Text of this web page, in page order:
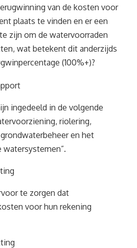
van de kosten voor
plaats te vinden en er een
zijn om de watervoorraden
wat betekent dit anderzijds
(100%+)?
ingedeeld in de volgende
riolering,
en het
watersystemen”.
te zorgen dat
voor hun rekening